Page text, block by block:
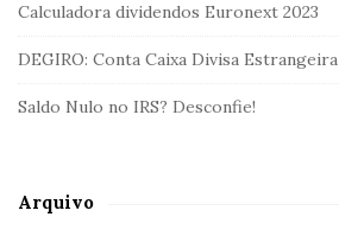
Calculadora dividendos Euronext 2023
DEGIRO: Conta Caixa Divisa Estrangeira
Saldo Nulo no IRS? Desconfie!
Arquivo